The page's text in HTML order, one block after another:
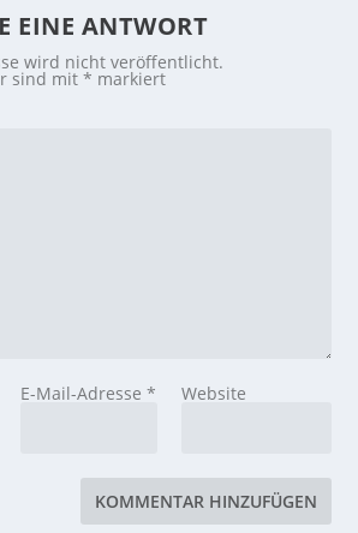
EINE ANTWORT
wird nicht veröffentlicht.
sind mit* markiert
E-Mail-Adresse * Website